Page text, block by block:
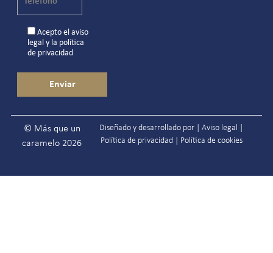
Acepto el aviso
legaly la política
de privacidad
© Más que un
caramelo 2026
Diseñado y desarrollado por |Aviso legal
Política de privacidad
Política de cookies